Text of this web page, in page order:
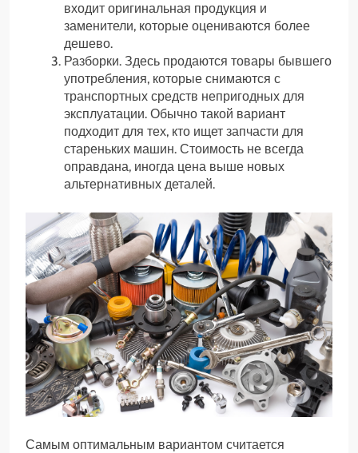
входит оригинальная продукция и
заменители, которые оцениваются более
дешево.
Разборки. Здесь продаются товары бывшего
употребления, которые снимаются с
транспортных средств непригодных для
эксплуатации. Обычно такой вариант
подходит для тех, кто ищет запчасти для
стареньких машин. Стоимость не всегда
оправдана, иногда цена выше новых
альтернативных деталей.
Самым оптимальным вариантом считается